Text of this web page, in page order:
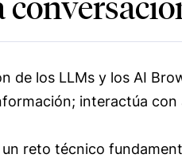
de los LLMs y los AI
interactúa con
reto técnico